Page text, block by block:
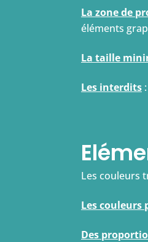
La zone de
éléments
La taille
Les interdits
Les couleurs
Les couleurs
Des